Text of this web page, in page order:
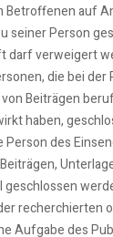
Betroffenen auf
seiner Person
darf verweigert
die bei
Beiträgen
haben,
Person des
recherchierten
Aufgabe des